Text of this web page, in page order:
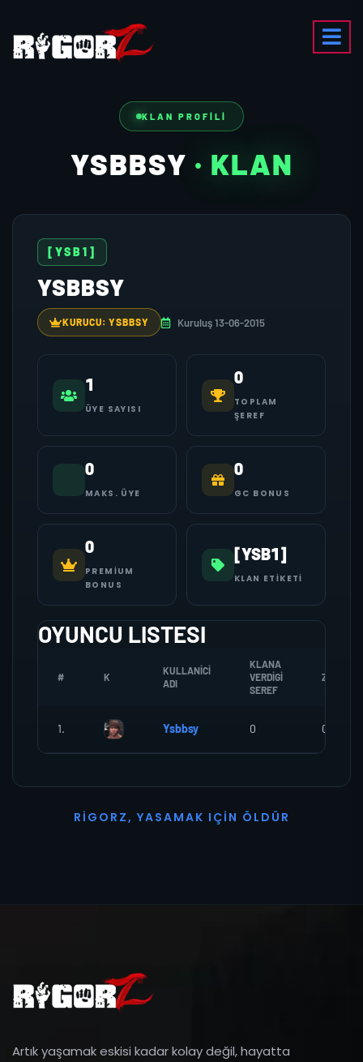
KLAN PROFILI
YSBBSY · KLAN
[YSB1]
YSBBSY
KURUCU: YSBBSY Kuruluş 13-06-2015
1
ÜYE SAYISI
0
TOPLAM
ŞEREF
0
MAKS. ÜYE
0
GC BONUS
0
PREMIUM
BONUS
[YSB1]
KLAN ETIKETI
OYUNCU LISTESI
# K
KULLANICI
ADI
KLANA
VERDIGI
SEREF
ZOMBI
1. Ysbbsy 0 0
R I G O R Z, YASAMAK I ÇI N Ö L D Ü R
Artık yaşamak eskisi kadar kolay değil, hayatta